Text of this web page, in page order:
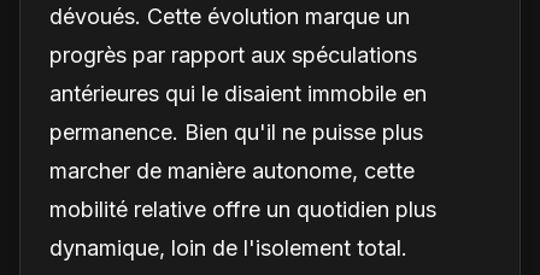
dévoués. Cette évolution marque un
progrès par rapport aux spéculations
antérieures qui le disaient immobile en
permanence. Bien qu'il ne puisse plus
marcher de manière autonome, cette
mobilité relative offre un quotidien plus
dynamique, loin de l'isolement total.